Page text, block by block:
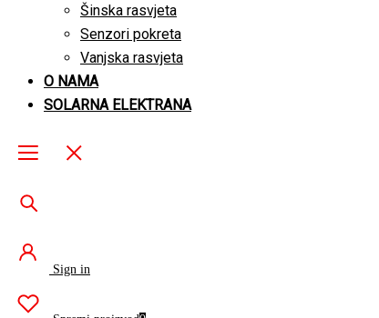
Šinska rasvjeta
Senzori pokreta
Vanjska rasvjeta
O NAMA
SOLARNA ELEKTRANA
Sign in